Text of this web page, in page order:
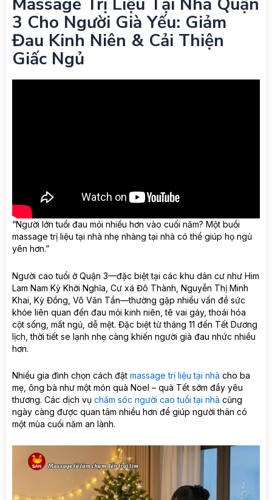
3 Cho Người Già Yếu: Giảm
Đau Kinh Niên & Cải Thiện
Giấc Ngủ
“Người lớn tuổi đau mỏi nhiều hơn vào cuối năm? Một buổi
massage trị liệu tại nhà nhẹ nhàng tại nhà có thể giúp họ ngủ
yên hơn.”
Người cao tuổi ở Quận 3—đặc biệt tại các khu dân cư như Him
Lam Nam Kỳ Khởi Nghĩa, Cư xá Đô Thành, Nguyễn Thị Minh
Khai, Kỳ Đồng, Võ Văn Tần—thường gặp nhiều vấn đề sức
khỏe liên quan đến đau mỏi kinh niên, tê vai gáy, thoái hóa
cột sống, mất ngủ, dễ mệt. Đặc biệt từ tháng 11 đến Tết Dương
lịch, thời tiết se lạnh nhẹ càng khiến người già đau nhức nhiều
hơn.
Nhiều gia đình chọn cách đặt massage trị liệu tại nhà cho ba
mẹ, ông bà như một món quà Noel – quà Tết sớm đầy yêu
thương. Các dịch vụ chăm sóc người cao tuổi tại nhà cũng
ngày càng được quan tâm nhiều hơn để giúp người thân có
một mùa cuối năm an lành.